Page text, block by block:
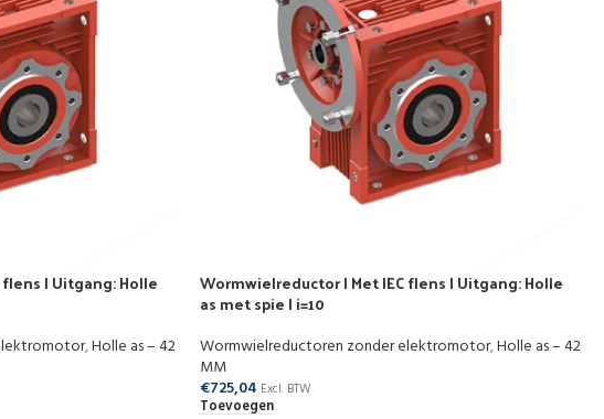
| Uitgang: Holle
,Holle as – 42
Wormwielreductor | Met IEC flens | Uitgang: Holle
as met spie | i=10
Wormwielreductoren zonder elektromotor,Holle as – 42
MM
€725,04 Excl. BTW
Toevoegen